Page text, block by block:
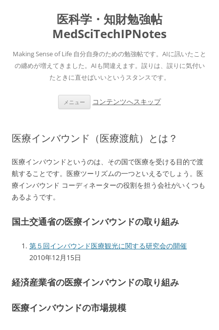
医科学・知財勉強帖
MedSciTechIPNotes
Making Sense of Life 自分自身のための勉強帖です。AIに訊いたこと
の纏めが増えてきました。AIも間違えます。誤りは、誤りに気付い
たときに直せばいいというスタンスです。
メニュー コンテンツへスキップ
医療インバウンド（医療渡航）とは？
医療インバウンドというのは、その国で医療を受ける目的で渡
航することです。医療ツーリズムの一つといえるでしょう。医
療インバウンド コーディネーターの役割を担う会社がいくつも
あるようです。
国土交通省の医療インバウンドの取り組み
第５回インバウンド医療観光に関する研究会の開催
2010年12月15日
経済産業省の医療インバウンドの取り組み
医療インバウンドの市場規模